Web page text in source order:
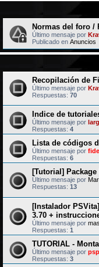
Normas del foro /
Último mensaje por
Publicado en Anuncios
Recopilación de
Último mensaje por
Respuestas: 70
Indice de
Último mensaje por
Respuestas: 4
Lista de códigos
Último mensaje por
Respuestas: 6
[Tutorial]
Último mensaje por
Respuestas: 13
[Instalador
3.70 +
Último mensaje por
Respuestas: 1
TUTORIAL -
Último mensaje por
Respuestas: 3